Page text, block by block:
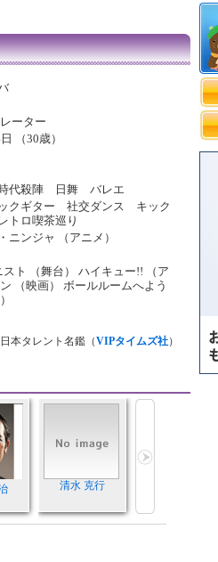
ーター
（30歳）
代殺陣 日舞 バレエ
クギター 社交ダンス キック
ロ喫茶巡り
ニンジャ （アニメ）
ト （舞台） ハイキュー!! （ア
（映画） ボールルームへよう
本タレント名鑑（VIPタイムズ社）
清水 克行